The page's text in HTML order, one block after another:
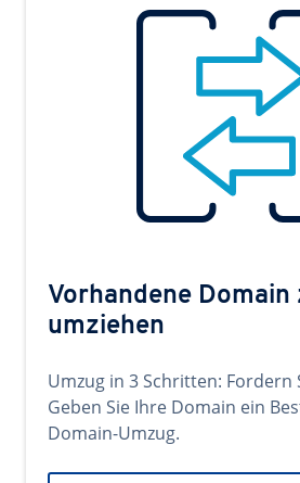
Vorhandene Domain
umziehen
Umzug in 3 Schritten: Fordern
Geben Sie Ihre Domain ein
Domain-Umzug.